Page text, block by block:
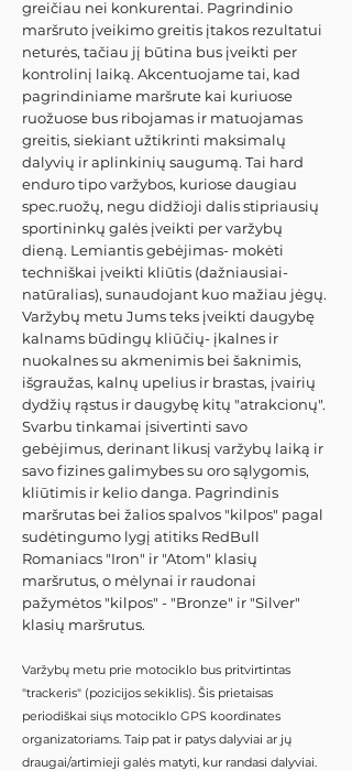
greičiau nei konkurentai. Pagrindinio
maršruto įveikimo greitis įtakos rezultatui
neturės, tačiau jį būtina bus įveikti per
kontrolinį laiką. Akcentuojame tai, kad
pagrindiniame maršrute kai kuriuose
ruožuose bus ribojamas ir matuojamas
greitis, siekiant užtikrinti maksimalų
dalyvių ir aplinkinių saugumą. Tai hard
enduro tipo varžybos, kuriose daugiau
spec.ruožų, negu didžioji dalis stipriausių
sportininkų galės įveikti per varžybų
dieną. Lemiantis gebėjimas- mokėti
techniškai įveikti kliūtis (dažniausiai-
natūralias), sunaudojant kuo mažiau jėgų.
Varžybų metu Jums teks įveikti daugybę
kalnams būdingų kliūčių- įkalnes ir
nuokalnes su akmenimis bei šaknimis,
išgraužas, kalnų upelius ir brastas, įvairių
dydžių rąstus ir daugybę kitų "atrakcionų".
Svarbu tinkamai įsivertinti savo
gebėjimus, derinant likusį varžybų laiką ir
savo fizines galimybes su oro sąlygomis,
kliūtimis ir kelio danga. Pagrindinis
maršrutas bei žalios spalvos "kilpos" pagal
sudėtingumo lygį atitiks RedBull
Romaniacs "Iron" ir "Atom" klasių
maršrutus, o mėlynai ir raudonai
pažymėtos "kilpos" - "Bronze" ir "Silver"
klasių maršrutus.
Varžybų metu prie motociklo bus pritvirtintas
"trackeris" (pozicijos sekiklis). Šis prietaisas
periodiškai siųs motociklo GPS koordinates
organizatoriams. Taip pat ir patys dalyviai ar jų
draugai/artimieji galės matyti, kur randasi dalyviai.